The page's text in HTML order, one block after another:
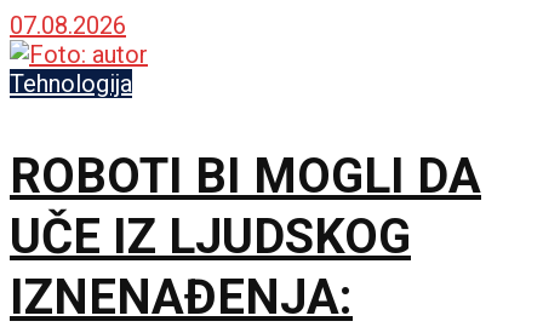
do apsolutne nule
07.08.2026
Tehnologija
ROBOTI BI MOGLI DA
UČE IZ LJUDSKOG
IZNENAĐENJA: